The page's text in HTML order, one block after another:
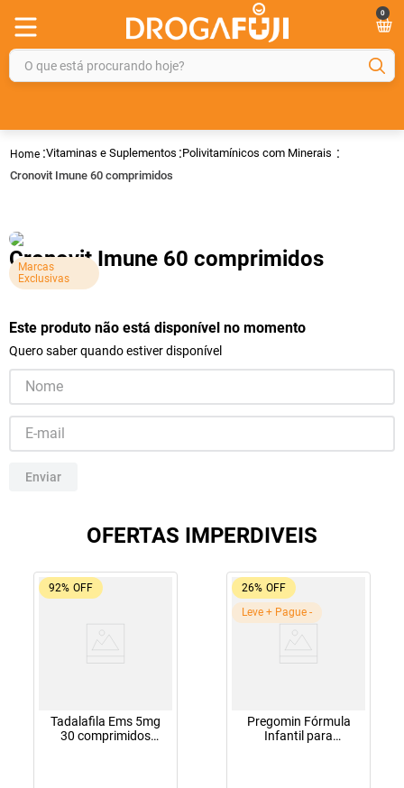
0
O que está procurando hoje?
Vitaminas e Suplementos Polivitamínicos com Minerais
Cronovit Imune 60 comprimidos
Marcas
Exclusivas
Cronovit Imune 60 comprimidos
Este produto não está disponível no momento
Quero saber quando estiver disponível
Enviar
OFERTAS IMPERDIVEIS
92% OFF
Tadalafila Ems 5mg
30 comprimidos
26% OFF
Leve + Pague -
Pregomin Fórmula
Infantil para
2º
gelmax
4º
5º
protetor solar
shampoo
7º
dipirona
8º
sveda
tadalafila
10º soro fisiológico